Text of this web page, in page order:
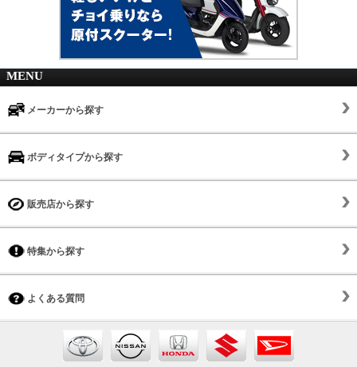
MENU
メーカーから探す
ボディタイプから探す
販売店から探す
特集から探す
よくある質問